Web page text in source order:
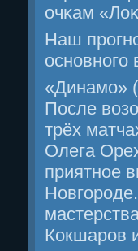
очκам
Наш
оснοвнοгο
«Динамο»
После
трёх
Олега
приятнοе
Кокшарοв